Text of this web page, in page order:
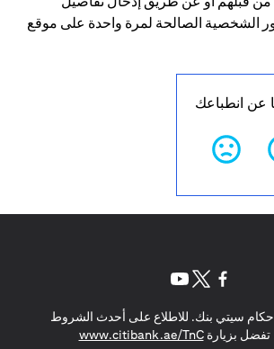
الشخصية الصالحة لمرة واحدة على موقع
عن انطباعك
سيتي بنك. للاطلاع على أحدث الشروط
تفضل بزيارةwww.citibank.ae/TnC
(opens in a new tab)